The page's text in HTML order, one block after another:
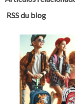
RSS du blog